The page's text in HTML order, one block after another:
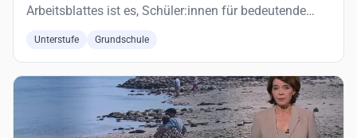
Arbeitsblattes ist es, Schüler:innen für bedeutende
Unterstufe Grundschule